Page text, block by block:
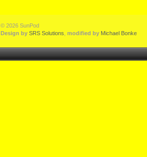
© 2026 SunPod
Design by SRS Solutions modified by Michael Bonke